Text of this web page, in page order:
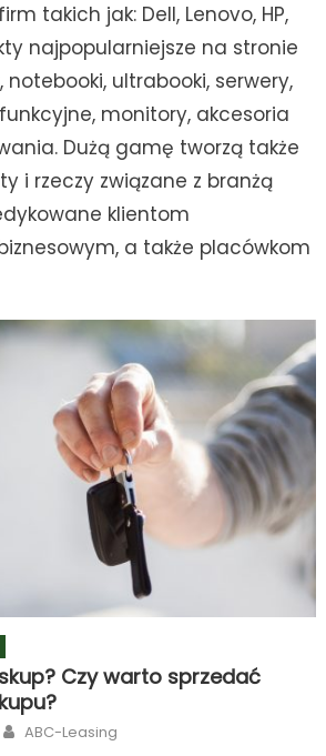
takich jak: Dell, Lenovo, HP,
najpopularniejsze na stronie
notebooki, ultrabooki, serwery,
monitory, akcesoria
Dużą gamę tworzą także
i rzeczy związane z branżą
klientom
a także placówkom
Czy warto sprzedać
Author
ABC-Leasing